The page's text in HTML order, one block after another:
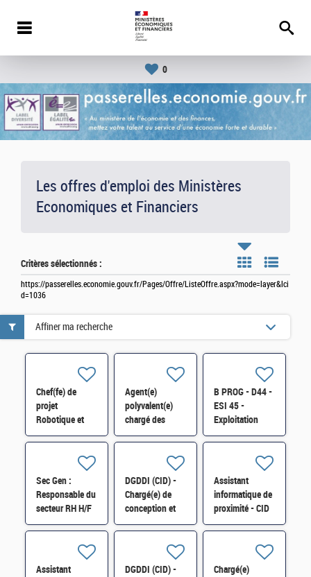
0
Les offres d'emploi des Ministères
Economiques et Financiers
Critères sélectionnés :
https://passerelles.economie.gouv.fr/Pages/Offre/ListeOffre.aspx?mode=layer&lci
d=1036
Chef(fe) de
projet
Robotique et
Industrie du
SDTME-081 H/F
Agent(e)
polyvalent(e)
chargé des
fonctions de
d'accueil, de
courrier et de
manutention
(H/F)
B PROG - D44 -
ESI 45 -
Exploitation
applicative H/F
Sec Gen :
Responsable du
secteur RH H/F
DGDDI (CID) -
Chargé(e) de
conception et
de
Assistant
informatique de
proximité - CID
34 -B PAU -
Assistant
DGDDI (CID) -
Chargé(e)
Affiner ma recherche